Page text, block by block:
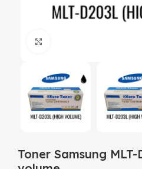
Toner Samsung